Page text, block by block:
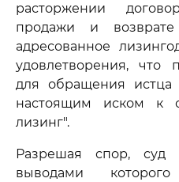
расторжении
продажи и возврате
адресованное
удовлетворения, что
для обращения
настоящим иском к
лизинг".
Разрешая спор, суд
выводами